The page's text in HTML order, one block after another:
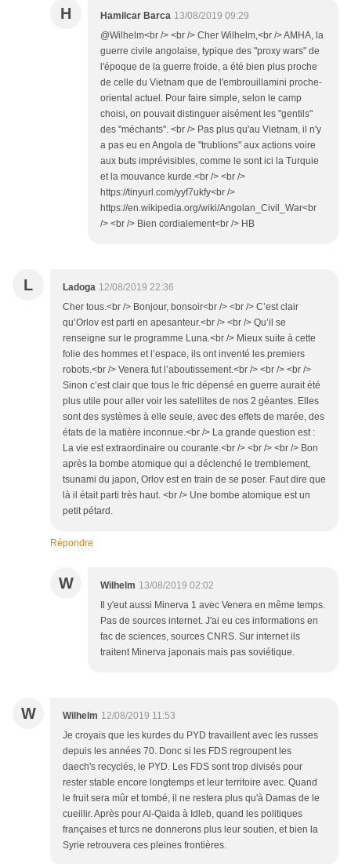
H Hamilcar Barca 13/08/2019 09:29
@Wilhelm<br /> <br /> Cher Wilhelm,<br /> AMHA, la
guerre civile angolaise, typique des "proxy wars" de
l'époque de la guerre froide, a été bien plus proche
de celle du Vietnam que de l'embrouillamini proche-
oriental actuel. Pour faire simple, selon le camp
choisi, on pouvait distinguer aisément les "gentils"
des "méchants". <br /> Pas plus qu'au Vietnam, il n'y
a pas eu en Angola de "trublions" aux actions voire
aux buts imprévisibles, comme le sont ici la Turquie
et la mouvance kurde.<br /> <br />
https://tinyurl.com/yyf7ukfy<br />
https://en.wikipedia.org/wiki/Angolan_Civil_War<br
/> <br /> Bien cordialement<br /> HB
L Ladoga 12/08/2019 22:36
Cher tous.<br /> Bonjour, bonsoir<br /> <br /> C’est clair
qu’Orlov est parti en apesanteur.<br /> <br /> Qu’il se
renseigne sur le programme Luna.<br /> Mieux suite à cette
folie des hommes et l’espace, ils ont inventé les premiers
robots.<br /> Venera fut l’aboutissement.<br /> <br /> <br />
Sinon c’est clair que tous le fric dépensé en guerre aurait été
plus utile pour aller voir les satellites de nos 2 géantes. Elles
sont des systèmes à elle seule, avec des effets de marée, des
états de la matière inconnue.<br /> La grande question est :
La vie est extraordinaire ou courante.<br /> <br /> <br /> Bon
après la bombe atomique qui a déclenché le tremblement,
tsunami du japon, Orlov est en train de se poser. Faut dire que
là il était parti très haut. <br /> Une bombe atomique est un
petit pétard.
Répondre
W Wilhelm 13/08/2019 02:02
Il y'eut aussi Minerva 1 avec Venera en même temps.
Pas de sources internet. J'ai eu ces informations en
fac de sciences, sources CNRS. Sur internet ils
traitent Minerva japonais mais pas soviétique.
W Wilhelm 12/08/2019 11:53
Je croyais que les kurdes du PYD travaillent avec les russes
depuis les années 70. Donc si les FDS regroupent les
daech's recyclés, le PYD. Les FDS sont trop divisés pour
rester stable encore longtemps et leur territoire avec. Quand
le fruit sera mûr et tombé, il ne restera plus qu'à Damas de le
cueillir. Après pour Al-Qaida à Idleb, quand les politiques
françaises et turcs ne donnerons plus leur soutien, et bien la
Syrie retrouvera ces pleines frontières.